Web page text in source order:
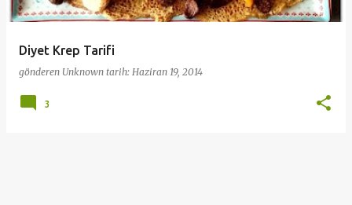
Diyet Krep Tarifi
gönderen Unknown tarih: Haziran 19, 2014
3